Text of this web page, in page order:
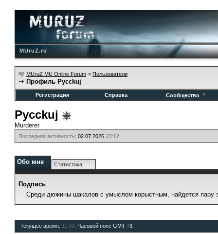
MUruZ.ru
MUruZ MU Online Forum > Пользователи
Профиль Pycckuj
Регистрация Справка Сообщество
Pycckuj
Murderer
Последняя активность: 02.07.2026 23:12
Обо мне Статистика
Подпись
Среди дюжины шакалов с умыслом корыстным, найдется пару
Текущее время: 11:08 . Часовой пояс GMT +3.